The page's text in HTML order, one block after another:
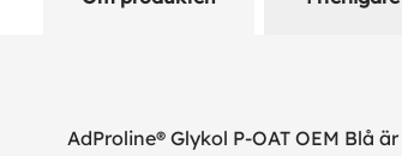
AdProline® Glykol P-OAT OEM